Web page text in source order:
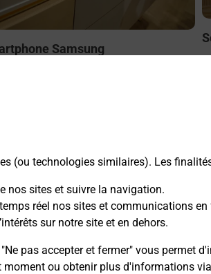
(ou technologies similaires). Les
nos sites et suivre la navigation.
réel nos sites et communications
sur notre site et en dehors.
pas accepter et fermer" vous permet
ou obtenir plus d'informations via
Samsung